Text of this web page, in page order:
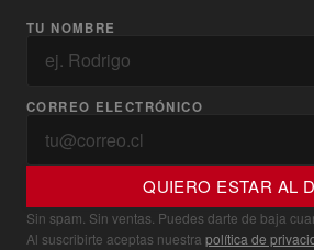
TU NOMBRE
CORREO ELECTRÓNICO
QUIERO ESTAR AL
Sin spam. Sin ventas. Puedes darte de baja
Al suscribirte aceptas nuestra política de